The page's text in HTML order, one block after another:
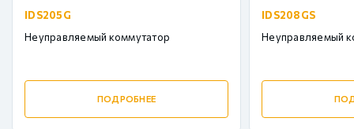
IDS205G
Неуправляемый коммутатор
ПОДРОБНЕЕ
IDS208GS
Неуправляемый